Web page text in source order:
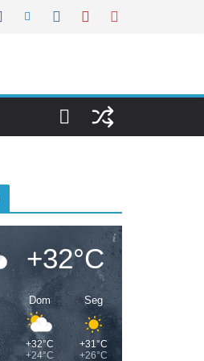
+32°C
Dom
+32°C
+24°C
Seg
+31°C
+26°C